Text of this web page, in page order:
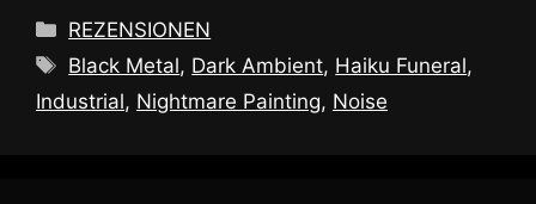
Kategorien
REZENSIONEN
Schlagwörter
Black Metal, Dark Ambient, Haiku Funeral,
Industrial, Nightmare Painting, Noise